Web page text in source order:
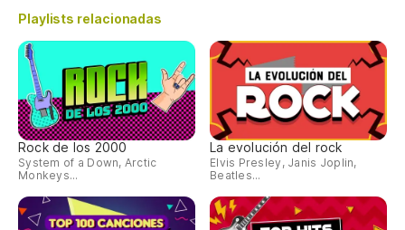
Playlists relacionadas
Rock de los 2000
System of a Down, Arctic
Monkeys...
La evolución del rock
Elvis Presley, Janis Joplin,
Beatles...